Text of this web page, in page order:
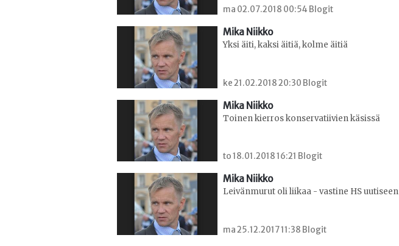
ma 02.07.2018 00:54 Blogit
Mika Niikko
Yksi äiti, kaksi äitiä, kolme äitiä
ke 21.02.2018 20:30 Blogit
Mika Niikko
Toinen kierros konservatiivien käsissä
to 18.01.2018 16:21 Blogit
Mika Niikko
Leivänmurut oli liikaa - vastine HS uutiseen
ma 25.12.2017 11:38 Blogit